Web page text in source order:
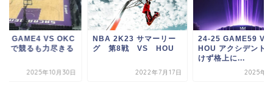
GAME4 VS OKC
まで競るも力尽きる
2025年10月30日
NBA 2K23 サマーリー
グ 第8戦 VS HOU
2022年7月17日
24-25 GAME59 VS
HOU アクシデント
けず格上に...
2025年3